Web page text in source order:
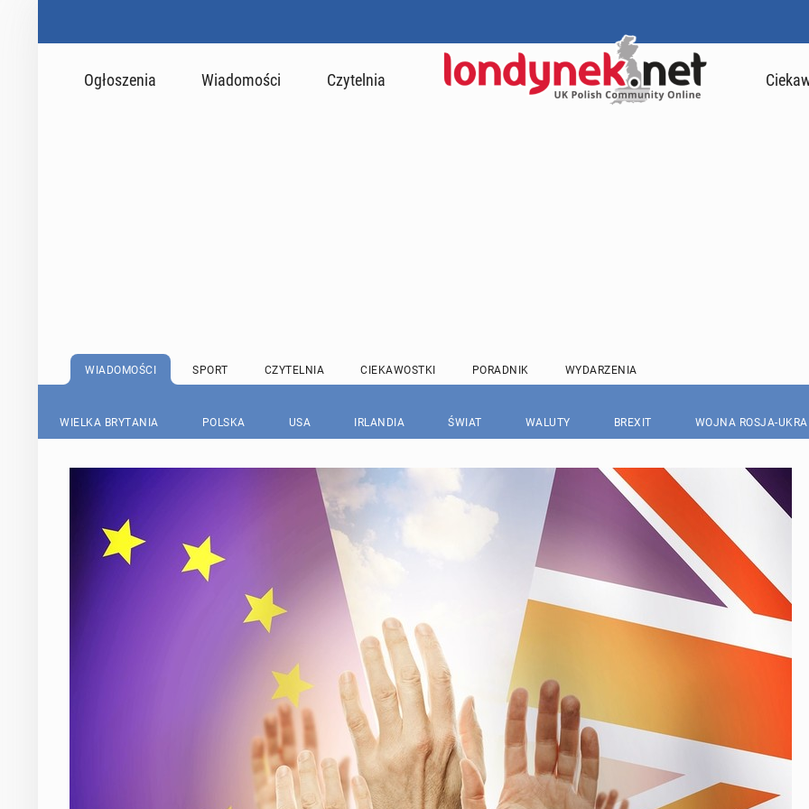
Ogłoszenia Wiadomości Czytelnia
WIADOMOŚCI SPORT CZYTELNIA CIEKAWOSTKI PORADNIK WYDARZENIA
WIELKA BRYTANIA POLSKA USA IRLANDIA ŚWIAT WALUTY BREXIT WOJNA ROSJA-